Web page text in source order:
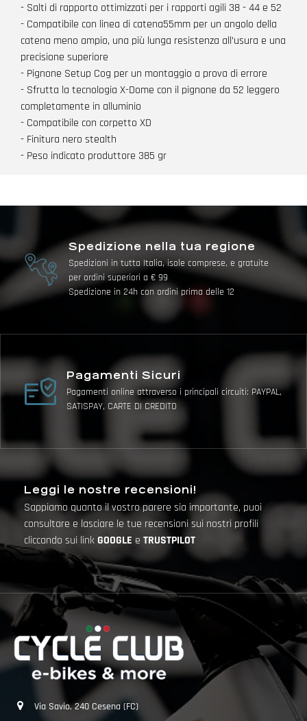
- Salti di rapporto ottimizzati per i rapporti agili 38 - 44 e 52
- Compatibile con linea di catena55mm per un angolo della
catena meno ampio, una più lunga resistenza all’usura e una
precisione superiore
- Pignone Setup Cog per un montaggio a prova di errore
- Sfrutta la tecnologia X-Dome con il pignone da 52 leggero
completamente in alluminio
- Compatibile con corpetto XD
- Finitura nero stealth
- Peso indicato produttore 385 gr
Spedizione nella tua regione
Spedizioni in tutta Italia, isole comprese, e gratuite
per ordini superiori a € 99
Spedizione in 24h con ordini prima delle 12
Pagamenti Sicuri
Pagamenti online attraverso i principali circuiti: PAYPAL,
SATISPAY, CARTE DI CREDITO
Leggi le nostre recensioni!
Sappiamo quanto il vostro parere sia importante, puoi
consultare e lasciare le tue recensioni sui nostri profili
cliccando sui linkGOOGLE e TRUSTPILOT
Via Savio, 240 Cesena (FC)